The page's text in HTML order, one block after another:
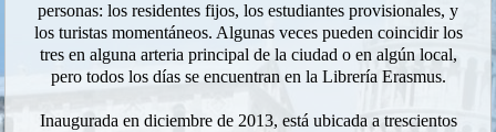
personas: los residentes fijos, los estudiantes provisionales, y
los turistas momentáneos. Algunas veces pueden coincidir los
tres en alguna arteria principal de la ciudad o en algún local,
pero todos los días se encuentran en la Librería Erasmus.
Inaugurada en diciembre de 2013, está ubicada a trescientos